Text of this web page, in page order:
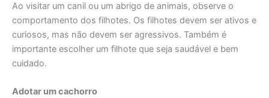
Ao visitar um canil ou um abrigo de animais, observe o
comportamento dos filhotes. Os filhotes devem ser ativos e
curiosos, mas não devem ser agressivos. Também é
importante escolher um filhote que seja saudável e bem
cuidado.
Adotar um cachorro